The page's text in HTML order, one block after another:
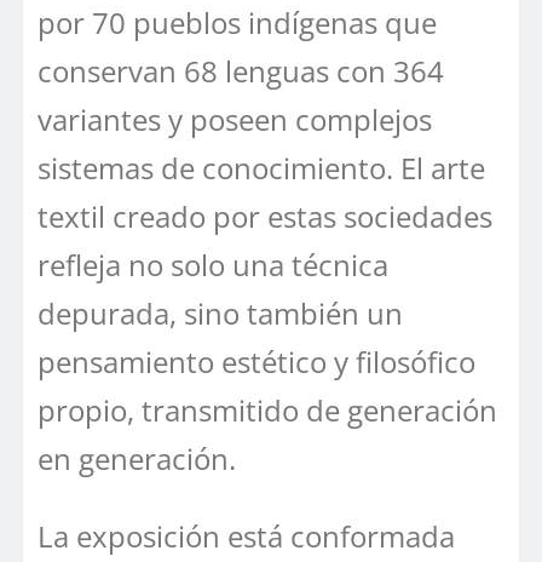
por 70 pueblos indígenas que
conservan 68 lenguas con 364
variantes y poseen complejos
sistemas de conocimiento. El arte
textil creado por estas sociedades
refleja no solo una técnica
depurada, sino también un
pensamiento estético y filosófico
propio, transmitido de generación
en generación.
La exposición está conformada